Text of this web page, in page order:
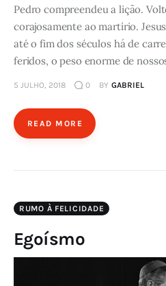
Pedro compreendeu a lição.
corajosamente ao martírio.
até o fim dos séculos há de
feridos, o peso enorme de
5 JULHO, 2018 0 BY GABRIEL
READ MORE
RUMO À FELICIDADE
Egoísmo